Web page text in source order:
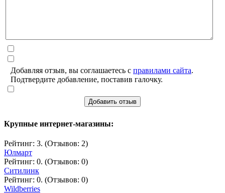
Добавляя отзыв, вы соглашаетесь с правилами сайта.
Подтвердите добавление, поставив галочку.
Добавить отзыв
Крупные интернет-магазины:
Рейтинг: 3. (Отзывов: 2)
Юлмарт
Рейтинг: 0. (Отзывов: 0)
Ситилинк
Рейтинг: 0. (Отзывов: 0)
Wildberries